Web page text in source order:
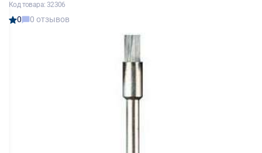
Код товара: 32306
0 0 отзывов